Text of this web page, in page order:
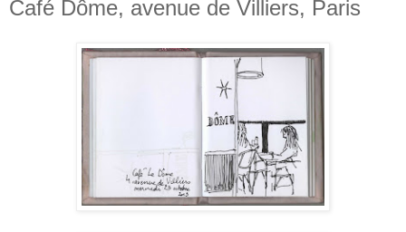
Café Dôme, avenue de Villiers, Paris